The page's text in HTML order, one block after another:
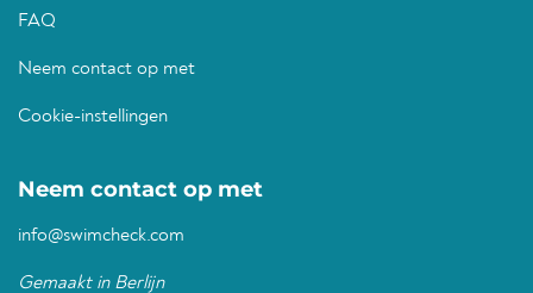
FAQ
Neem contact op met
Cookie-instellingen
Neem contact op met
info@swimcheck.com
Gemaakt in Berlijn